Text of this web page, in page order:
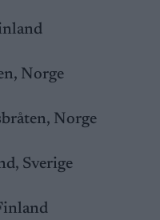
Norge
Norge
Sverige